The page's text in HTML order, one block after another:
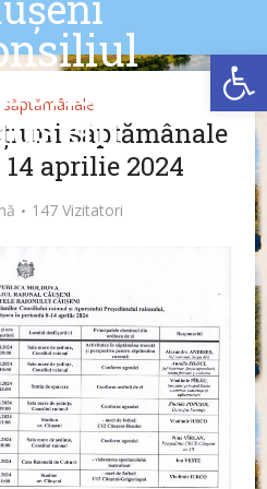
săptămânale
aprilie 2024
147 Vizitatori